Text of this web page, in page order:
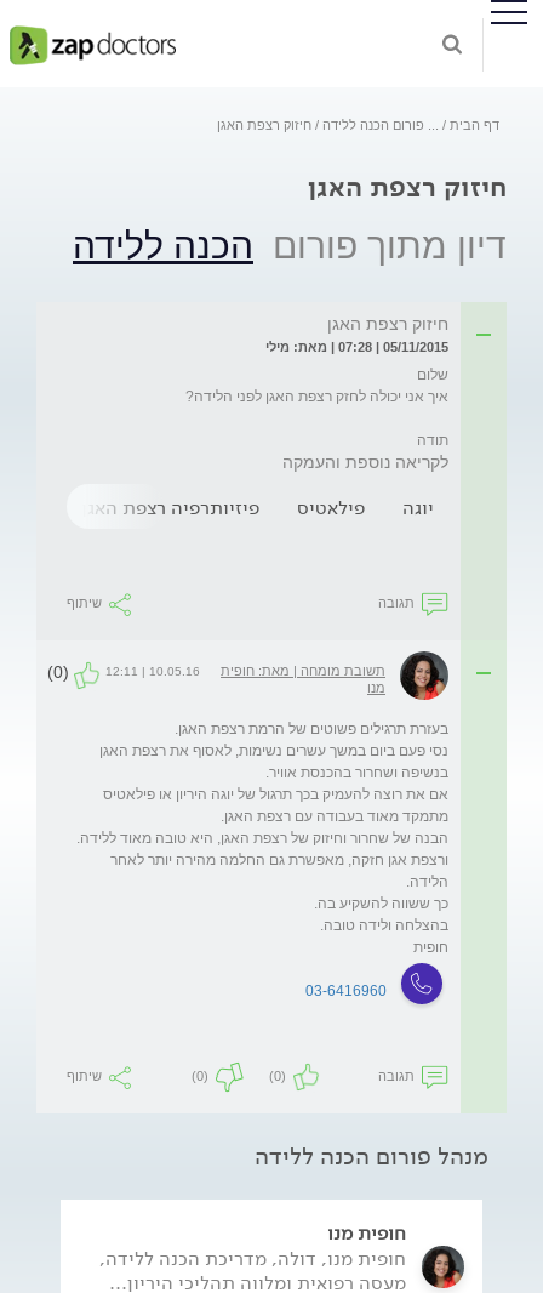
דף הבית פורום הכנה ללידה חיזוק רצפת האגן
חיזוק רצפת האגן
דיון מתוך פורום הכנה ללידה
חיזוק רצפת האגן
05/11/2015 | 07:28 | מאת: מילי
תודה
לקריאה נוספת והעמקה
יוגה פילאטיס פיזיותרפיה רצפת האגן
תגובה שיתוף
תשובת מומחה | מאת: חופית
מנו
10.05.16 | 12:11
(0)
נסי פעם ביום במשך עשרים נשימות, לאסוף את רצפת האגן
אם את רוצה להעמיק בכך תרגול של יוגה היריון או פילאטיס
ורצפת אגן חזקה, מאפשרת גם החלמה מהירה יותר לאחר
חופית
03-6416960
תגובה (0)
(0) שיתוף
מנהל פורום הכנה ללידה
חופית מנו
חופית מנו, דולה, מדריכת הכנה ללידה,
מעסה רפואית ומלווה תהליכי היריון...